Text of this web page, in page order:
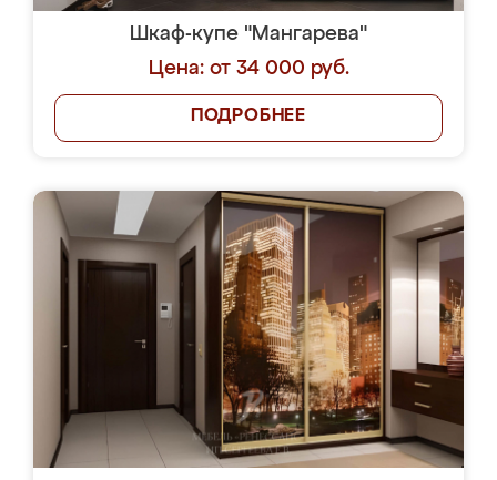
Шкаф-купе "Мангарева"
Цена: от 34 000 руб.
ПОДРОБНЕЕ